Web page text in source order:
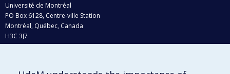
Université de Montréal
PO Box 6128, Centre-ville Station
Montréal, Québec, Canada
H3C 3J7